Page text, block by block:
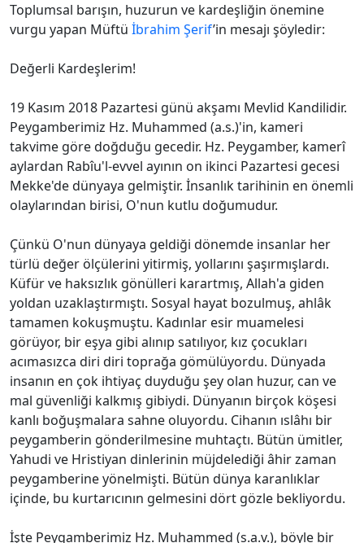
Toplumsal barışın, huzurun ve kardeşliğin önemine
vurgu yapan Müftü İbrahim Şerif’in mesajı şöyledir:
Değerli Kardeşlerim!
19 Kasım 2018 Pazartesi günü akşamı Mevlid Kandilidir.
Peygamberimiz Hz. Muhammed (a.s.)'in, kameri
takvime göre doğduğu gecedir. Hz. Peygamber, kamerî
aylardan Rabîu'l-evvel ayının on ikinci Pazartesi gecesi
Mekke'de dünyaya gelmiştir. İnsanlık tarihinin en önemli
olaylarından birisi, O'nun kutlu doğumudur.
Çünkü O'nun dünyaya geldiği dönemde insanlar her
türlü değer ölçülerini yitirmiş, yollarını şaşırmışlardı.
Küfür ve haksızlık gönülleri karartmış, Allah'a giden
yoldan uzaklaştırmıştı. Sosyal hayat bozulmuş, ahlâk
tamamen kokuşmuştu. Kadınlar esir muamelesi
görüyor, bir eşya gibi alınıp satılıyor, kız çocukları
acımasızca diri diri toprağa gömülüyordu. Dünyada
insanın en çok ihtiyaç duyduğu şey olan huzur, can ve
mal güvenliği kalkmış gibiydi. Dünyanın birçok köşesi
kanlı boğuşmalara sahne oluyordu. Cihanın ıslâhı bir
peygamberin gönderilmesine muhtaçtı. Bütün ümitler,
Yahudi ve Hristiyan dinlerinin müjdelediği âhir zaman
peygamberine yönelmişti. Bütün dünya karanlıklar
içinde, bu kurtarıcının gelmesini dört gözle bekliyordu.
İşte Peygamberimiz Hz. Muhammed (s.a.v.), böyle bir